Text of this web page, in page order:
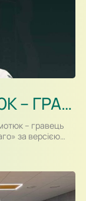
ВЛАДИСЛАВ СЕМОТЮК – ГРАВЕЦЬ МАТЧУ
– гравець
за версією
У грі
ФК